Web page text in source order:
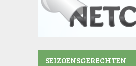
SEIZOENSGERECHTEN